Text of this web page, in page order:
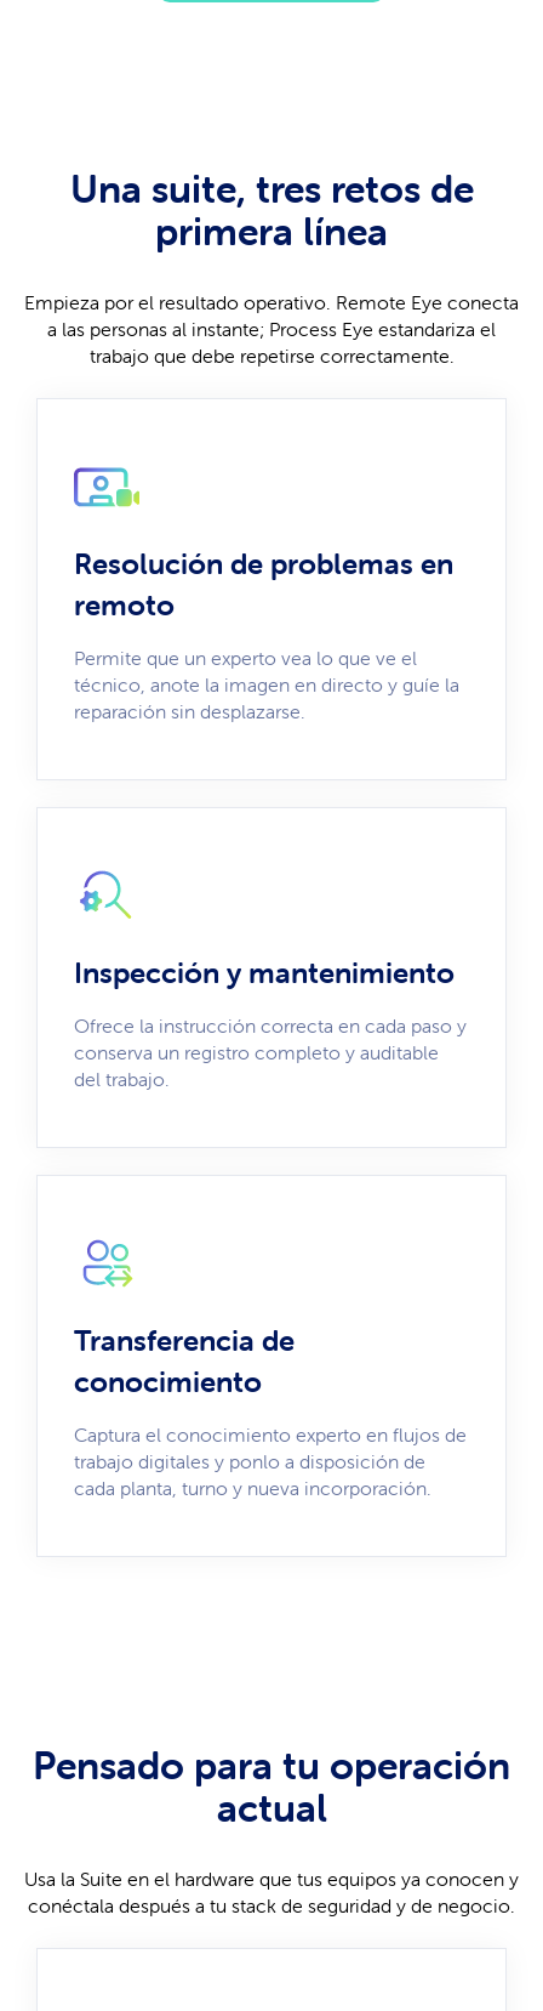
Una suite, tres retos de
primera línea
Empieza por el resultado operativo. Remote Eye conecta
a las personas al instante; Process Eye estandariza el
trabajo que debe repetirse correctamente.
Resolución de problemas en
remoto
Permite que un experto vea lo que ve el
técnico, anote la imagen en directo y guíe la
reparación sin desplazarse.
Inspección y mantenimiento
Ofrece la instrucción correcta en cada paso y
conserva un registro completo y auditable
del trabajo.
Transferencia de
conocimiento
Captura el conocimiento experto en flujos de
trabajo digitales y ponlo a disposición de
cada planta, turno y nueva incorporación.
Pensado para tu operación
actual
Usa la Suite en el hardware que tus equipos ya conocen y
conéctala después a tu stack de seguridad y de negocio.